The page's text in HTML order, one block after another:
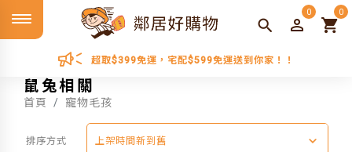
超取$399免運，宅配$599免運送到你家！！
0 0
鼠兔相關
首頁 寵物毛孩
排序方式 上架時間新到舊